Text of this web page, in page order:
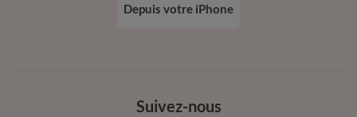
Suivez-nous
Depuis votre iPhone